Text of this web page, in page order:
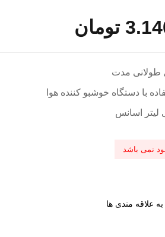
تومان
طولانی مدت
با دستگاه خوشبو کننده هوا
نمی باشد
علاقه مندی ها